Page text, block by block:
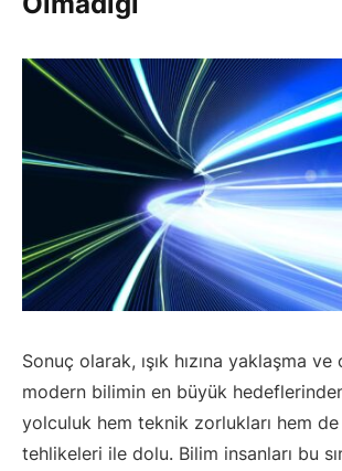
Sonuç olarak, ışık hızına yaklaşma
modern bilimin en büyük
yolculuk hem teknik zorlukları hem
tehlikeleri ile dolu. Bilim insanları bu